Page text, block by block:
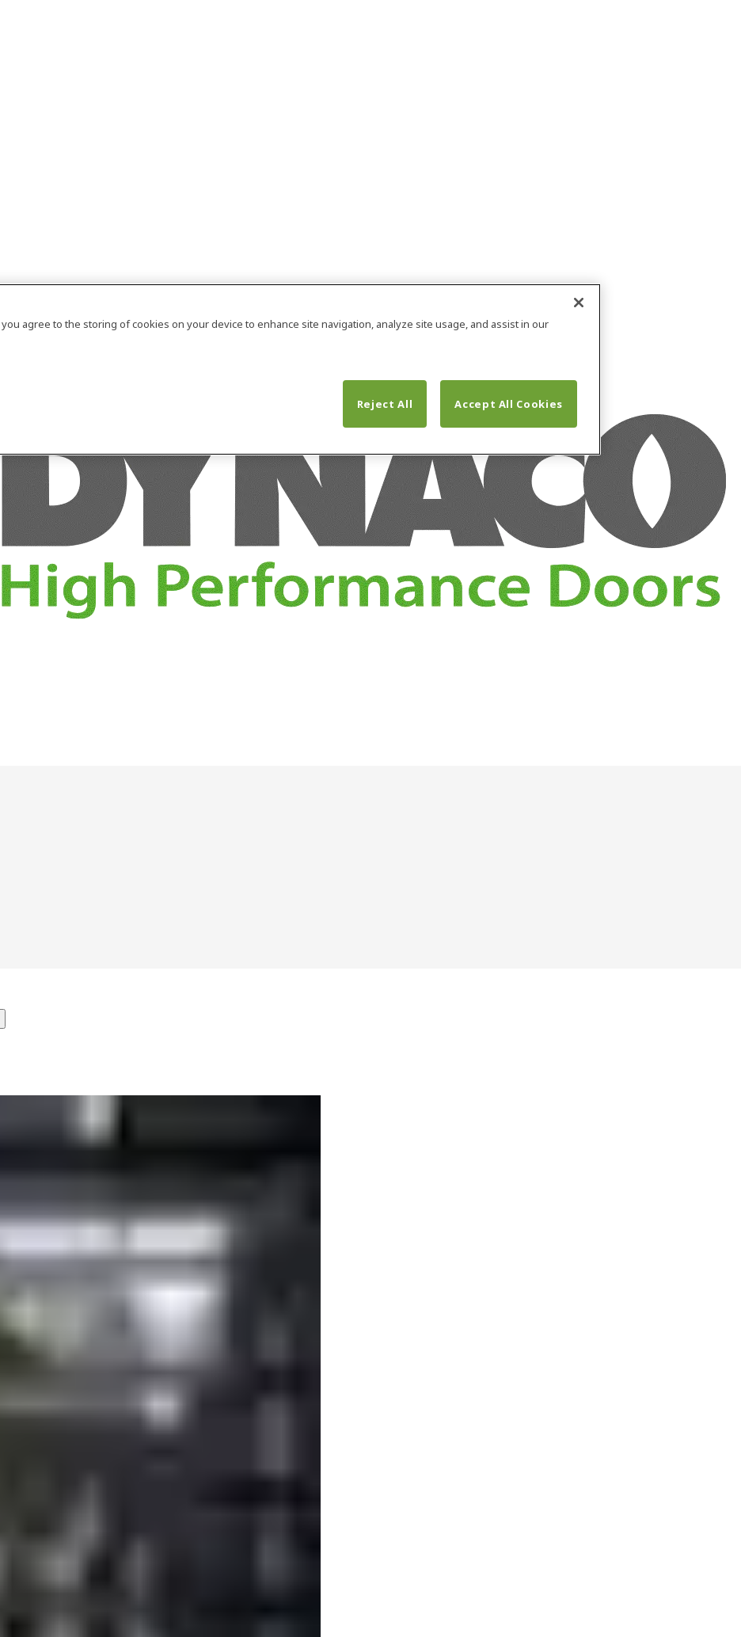
you agree to the storing of cookies on your device to enhance site navigation, analyze site usage, and assist in our
Reject All
Accept All Cookies